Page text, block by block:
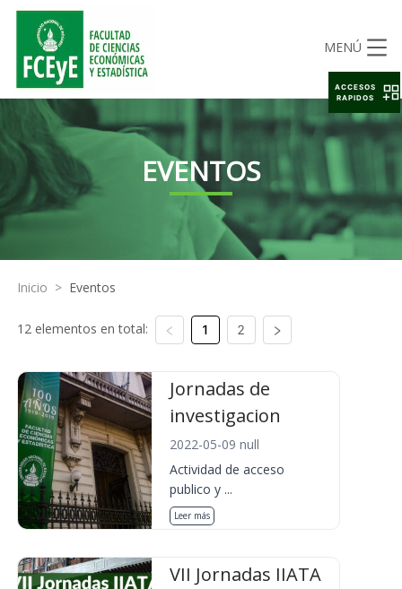
MENÚ
EVENTOS
Inicio > Eventos
12 elementos en total: 1 2
Jornadas de
investigacion
2022-05-09 null
Actividad de acceso
publico y ...
Leer más
VII Jornadas IIATA
ACCESOS
RAPIDOS